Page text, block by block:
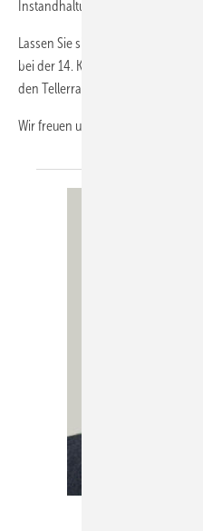
Instandhaltung, E-Learning und
Lassen Sie sich diese
bei der 14. KK-Fachtagung. Sie
den Tellerrand, sondern ein Blick
Wir freuen uns, Sie dort begrüßen zu